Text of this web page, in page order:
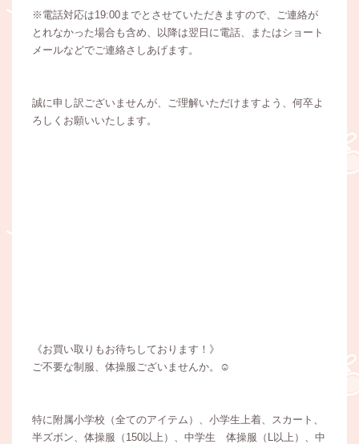
※電話対応は19:00までとさせていただきますので、ご連絡が
とれなかった場合も含め、以降は翌日に電話、またはショート
メールなどでご連絡さしあげます。
誠に申し訳ございませんが、ご理解いただけますよう、何卒よ
ろしくお願いいたします。
《お買い取りもお待ちしております！》
ご不要な制服、体操服ございませんか。☺️
特に附属小学校（全てのアイテム）、小学生上着、スカート、
半ズボン、体操服（150以上）、中学生 体操服（L以上）、中